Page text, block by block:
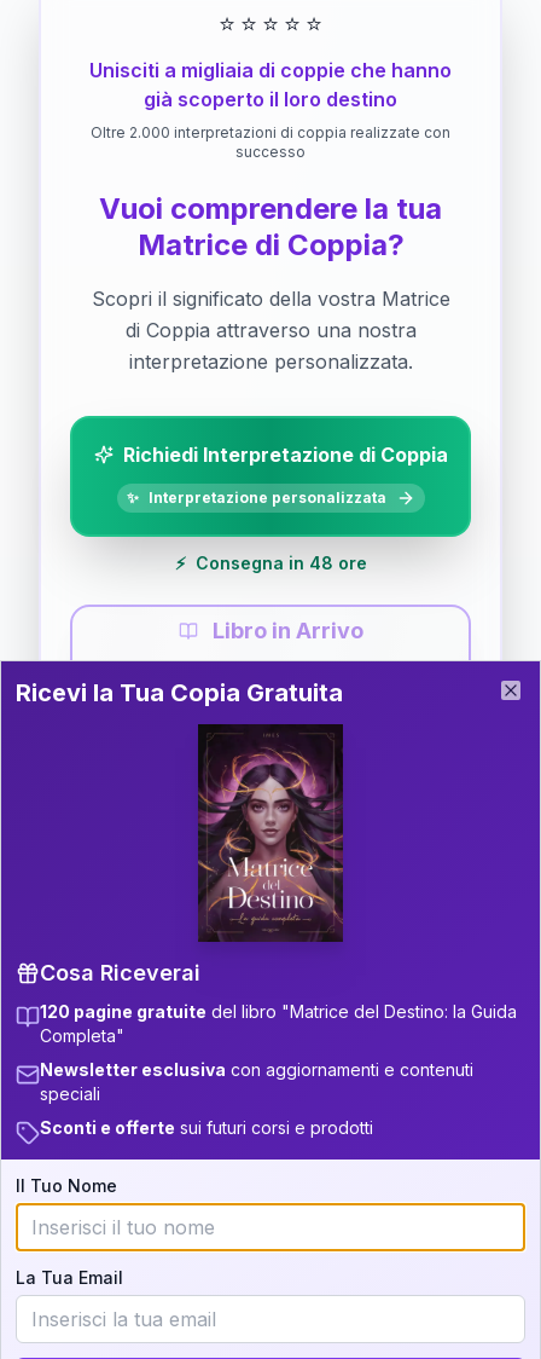
⭐ ⭐ ⭐ ⭐ ⭐
Unisciti a migliaia di coppie che hanno
già scoperto il loro destino
Oltre 2.000 interpretazioni di coppia realizzate con
successo
Vuoi comprendere la tua
Matrice di Coppia?
Scopri il significato della vostra Matrice
di Coppia attraverso una nostra
interpretazione personalizzata.
Richiedi Interpretazione di Coppia
✨ Interpretazione personalizzata
⚡ Consegna in 48 ore
Libro in Arrivo
Guida completa di Coppia
Il libro è in fase di scrittura. Iscriviti alla newsletter
per ricevere aggiornamenti!
P.S. Interpretazione parziale
gratuita
Scorri più in basso per vedere
un'interpretazione parziale gratuita della tua
Iscriviti alla newsletter per ricevere
aggiornamenti quando sarà disponibile.
Cosa scoprirete nella vostra
interpretazione:
💕 Come rafforzare la vostra unione
Ricevi la Tua Copia Gratuita del Libro
Ricevi la Tua Copia Gratuita
Cosa Riceverai
120 pagine gratuite del libro "Matrice del Destino: la Guida
Completa"
Newsletter esclusiva con aggiornamenti e contenuti
speciali
Sconti e offerte sui futuri corsi e prodotti
Il Tuo Nome
La Tua Email